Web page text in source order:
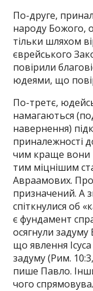
По-друге,
народу Божого,
тільки шляхом
єврейського
повірили
юдеями, що
По-третє,
намагаються
навернення)
приналежності
чим краще вони
тим міцнішим
Авраамових.
призначений. А
спіткнулися об
є фундамент
осягнули задуму
що явлення
задуму (Рим.
пише Павло.
чого